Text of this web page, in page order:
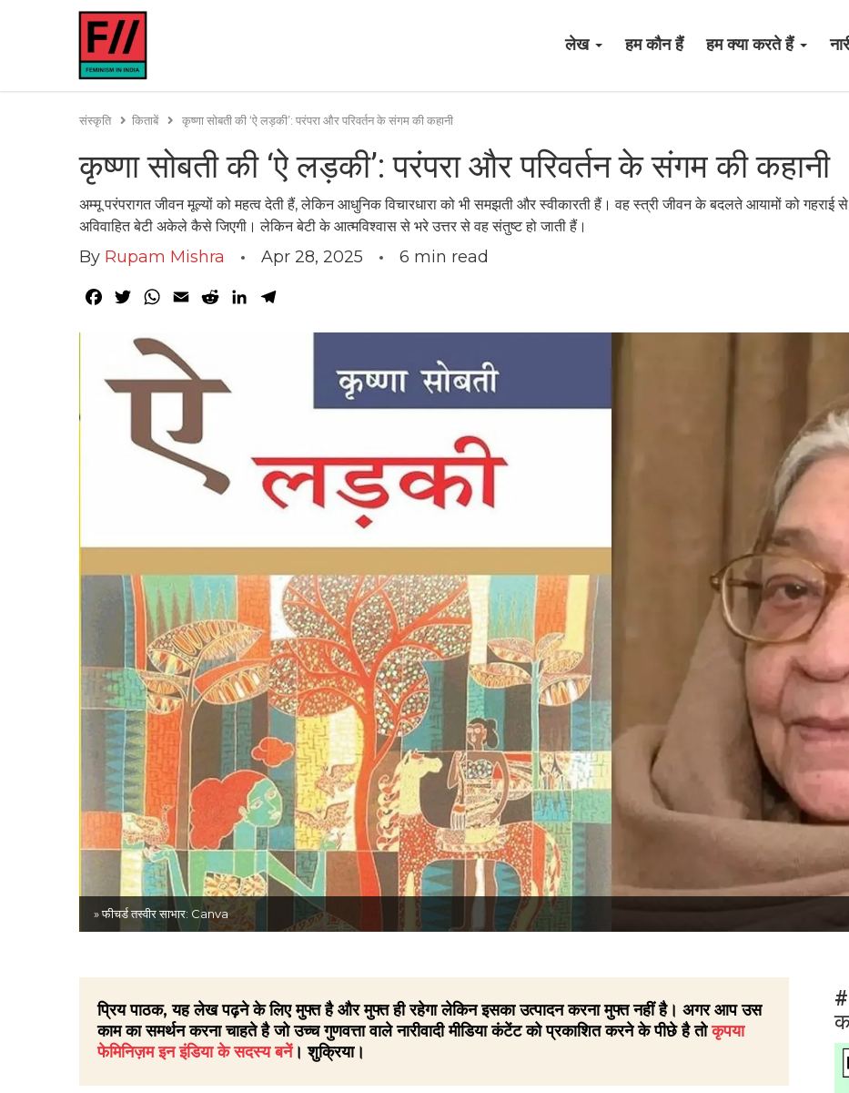
लेख हम कौन हैं हम क्या करते हैं
संस्कृति किताबें कृष्णा सोबती की ‘ऐ लड़की’: परंपरा और परिवर्तन के संगम की कहानी
कृष्णा सोबती की ‘ऐ लड़की’: परंपरा और परिवर्तन के संगम की कहानी
अम्मू परंपरागत जीवन मूल्यों को महत्व देती हैं, लेकिन आधुनिक विचारधारा को भी समझती और स्वीकारती हैं। वह स्त्री जीवन के बदलते आयामों को
अविवाहित बेटी अकेले कैसे जिएगी। लेकिन बेटी के आत्मविश्वास से भरे उत्तर से वह संतुष्ट हो जाती हैं।
By Rupam Mishra Apr 28, 2025 6 min read
Facebook
TwitterWhatsApp
Email RedditLinkedIn
» फीचर्ड तस्वीर साभार: Canva
प्रिय पाठक, यह लेख पढ़ने के लिए मुफ्त है और मुफ्त ही रहेगा लेकिन इसका उत्पादन करना मुफ्त नहीं है। अगर आप उस
काम का समर्थन करना चाहते है जो उच्च गुणवत्ता वाले नारीवादी मीडिया कंटेंट को प्रकाशित करने के पीछे है तोकृपया
फेमिनिज़म इन इंडिया के सदस्य बनें। शुक्रिया।